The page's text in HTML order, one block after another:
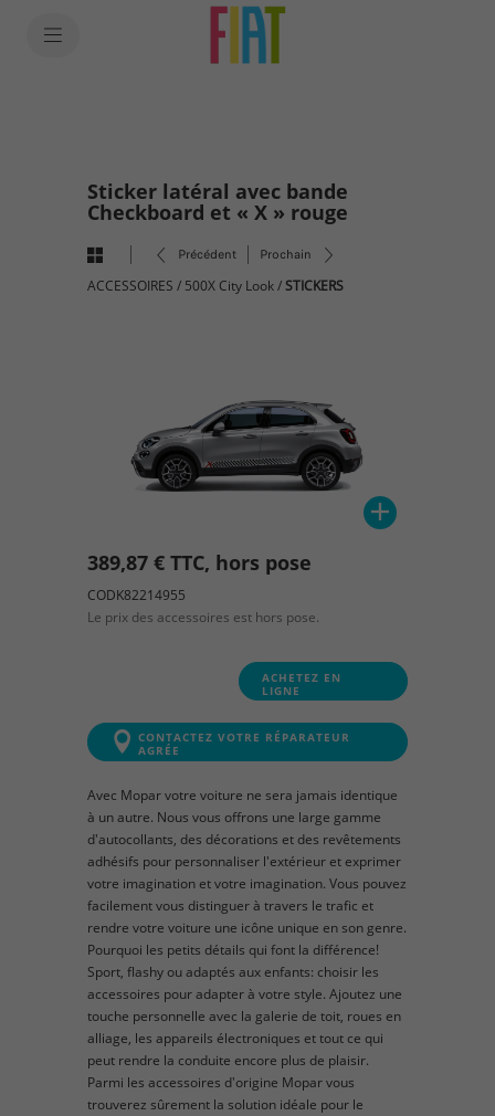
Sticker latéral avec bande
Checkboard et « X » rouge
Précédent Prochain
ACCESSOIRES / 500X City Look/STICKERS
389,87 € TTC, hors pose
CODK82214955
Le prix des accessoires est hors pose.
ACHETEZ EN
LIGNE
CONTACTEZ VOTRE RÉPARATEUR
AGRÉE
Avec Mopar votre voiture ne sera jamais identique
à un autre. Nous vous offrons une large gamme
d'autocollants, des décorations et des revêtements
adhésifs pour personnaliser l'extérieur et exprimer
votre imagination et votre imagination. Vous pouvez
facilement vous distinguer à travers le trafic et
rendre votre voiture une icône unique en son genre.
Pourquoi les petits détails qui font la différence!
Sport, flashy ou adaptés aux enfants: choisir les
accessoires pour adapter à votre style. Ajoutez une
touche personnelle avec la galerie de toit, roues en
alliage, les appareils électroniques et tout ce qui
peut rendre la conduite encore plus de plaisir.
Parmi les accessoires d'origine Mopar vous
trouverez sûrement la solution idéale pour le